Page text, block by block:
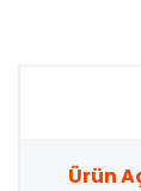
Ürün